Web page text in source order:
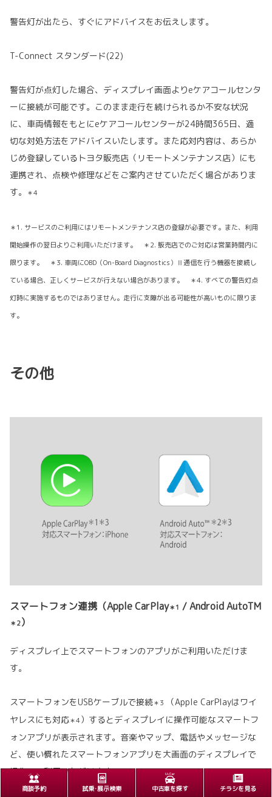
警告灯が出たら、すぐにアドバイスをお伝えします。
T-Connect スタンダード(22)
警告灯が点灯した場合、ディスプレイ画面よりeケアコールセンタ
ーに接続が可能です。このまま走行を続けられるか不安な状況
に、車両情報をもとにeケアコールセンターが24時間365日、適
切な対処方法をアドバイスいたします。また応対内容は、あらか
じめ登録しているトヨタ販売店（リモートメンテナンス店）にも
連携され、点検や修理などをご案内させていただく場合がありま
す。
＊4
＊1. サービスのご利用にはリモートメンテナンス店の登録が必要です。また、利用
開始操作の翌日よりご利用いただけます。 ＊2. 販売店でのご対応は営業時間内に
限ります。 ＊3. 車両にOBD（On-Board Diagnostics）Ⅱ通信を行う機器を接続し
ている場合、正しくサービスが行えない場合があります。 ＊4. すべての警告灯点
灯時に実施するものではありません。走行に支障が出る可能性が高いものに限りま
す。
その他
スマートフォン連携（Apple CarPlay＊1 / Android AutoTM
＊2）
ディスプレイ上でスマートフォンのアプリがご利用いただけま
す。
スマートフォンをUSBケーブルで接続＊3
（Apple CarPlayはワイ
ヤレスにも対応＊4）するとディスプレイに操作可能なスマートフ
ォンアプリが表示されます。音楽やマップ、電話やメッセージな
ど、使い慣れたスマートフォンアプリを大画面のディスプレイで
操作、ご利用いただけます。
商談予約 試乗･展示検索 中古車を探す チラシを見る